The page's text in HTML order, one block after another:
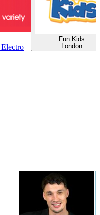
Fun Kids
London